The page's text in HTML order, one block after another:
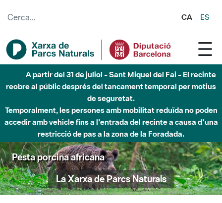
CA ES
A partir del 31 de juliol - Sant Miquel del Fai - El recinte
reobre al públic després del tancament temporal per motius
de seguretat.
Temporalment, les persones amb mobilitat reduïda no poden
accedir amb vehicle fins a l'entrada del recinte a causa d'una
restricció de pas a la zona de la Foradada.
Pesta porcina africana
La Xarxa de Parcs Naturals